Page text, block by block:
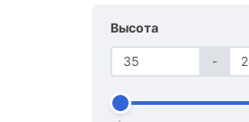
Высота
-